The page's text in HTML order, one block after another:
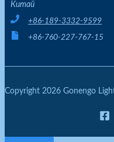
Китай
+86-189-3332-9599
+86-760-227-767-15
Copyright 2026 Gonengo